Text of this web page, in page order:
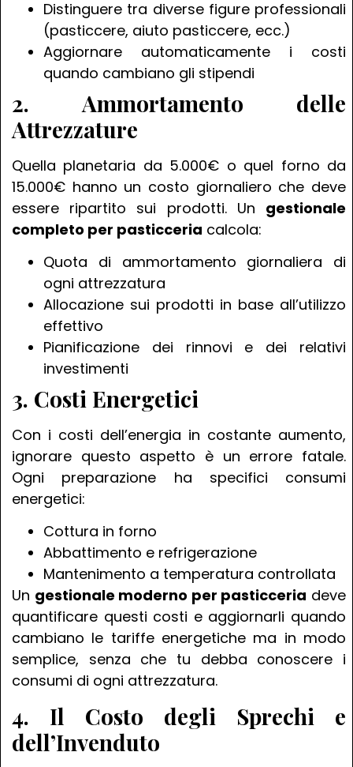
Distinguere tra diverse figure professionali
(pasticcere, aiuto pasticcere, ecc.)
Aggiornare automaticamente i costi
quando cambiano gli stipendi
2. Ammortamento delle
Attrezzature
Quella planetaria da 5.000€ o quel forno da
15.000€ hanno un costo giornaliero che deve
essere ripartito sui prodotti. Un gestionale
completo per pasticceria calcola:
Quota di ammortamento giornaliera di
ogni attrezzatura
Allocazione sui prodotti in base all’utilizzo
effettivo
Pianificazione dei rinnovi e dei relativi
investimenti
3. Costi Energetici
Con i costi dell’energia in costante aumento,
ignorare questo aspetto è un errore fatale.
Ogni preparazione ha specifici consumi
energetici:
Cottura in forno
Abbattimento e refrigerazione
Mantenimento a temperatura controllata
Un gestionale moderno per pasticceria deve
quantificare questi costi e aggiornarli quando
cambiano le tariffe energetiche ma in modo
semplice, senza che tu debba conoscere i
consumi di ogni attrezzatura.
4. Il Costo degli Sprechi e
dell’Invenduto